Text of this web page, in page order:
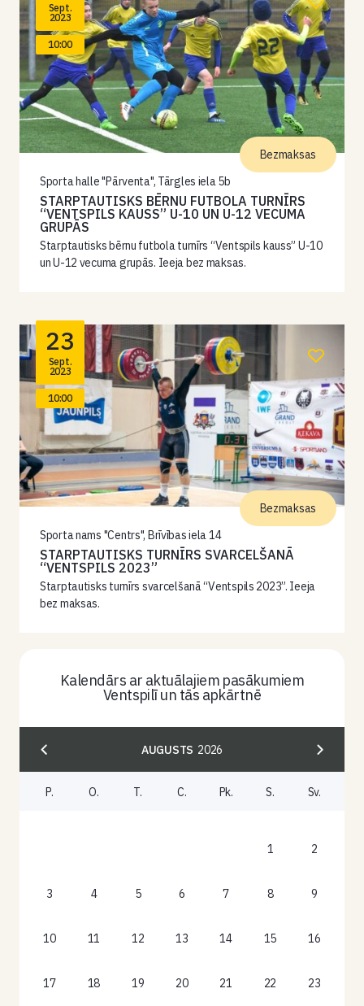
Sept.
2023
10:00
Sporta halle "Pārventa", Tārgles iela 5b
STARPTAUTISKS BĒRNU FUTBOLA TURNĪRS
“VENTSPILS KAUSS” U-10 UN U-12 VECUMA
GRUPĀS
Starptautisks bērnu futbola turnīrs “Ventspils kauss” U-10
un U-12 vecuma grupās. Ieeja bez maksas.
Bezmaksas
23
Sept.
2023
10:00
Sporta nams "Centrs", Brīvības iela 14
STARPTAUTISKS TURNĪRS SVARCELŠANĀ
“VENTSPILS 2023”
Starptautisks turnīrs svarcelšanā “Ventspils 2023”. Ieeja
bez maksas.
Bezmaksas
Kalendārs ar aktuālajiem pasākumiem
Ventspilī un tās apkārtnē
AUGUSTS 2026
P. O. T. C. Pk. S. Sv.
1 2
3 4 5 6 7 8 9
10 11 12 13 14 15 16
17 18 19 20 21 22 23